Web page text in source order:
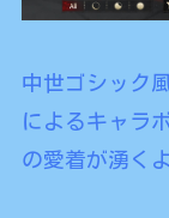
中世ゴシック
によるキャラ
の愛着が湧く